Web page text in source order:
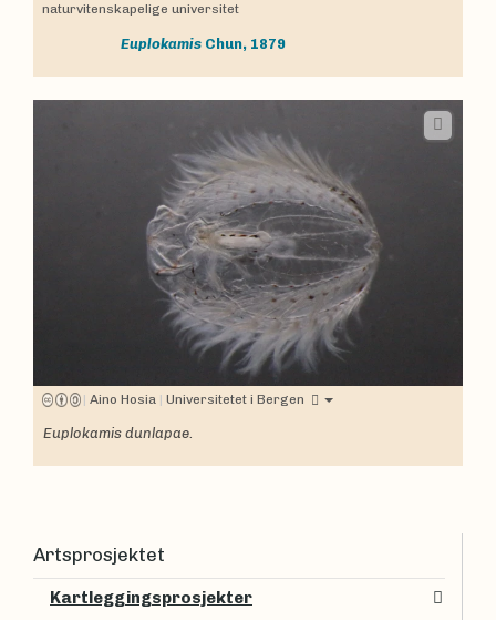
naturvitenskapelige universitet
Euplokamis Chun, 1879
| Aino Hosia | Universitetet i Bergen
Euplokamis dunlapae.
Artsprosjektet
Kartleggingsprosjekter